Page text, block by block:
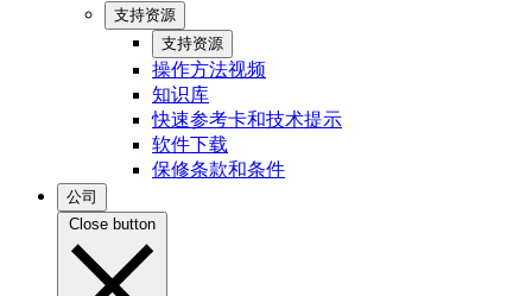
支持资源
支持资源
操作方法视频
知识库
快速参考卡和技术提示
软件下载
保修条款和条件
公司
Close button